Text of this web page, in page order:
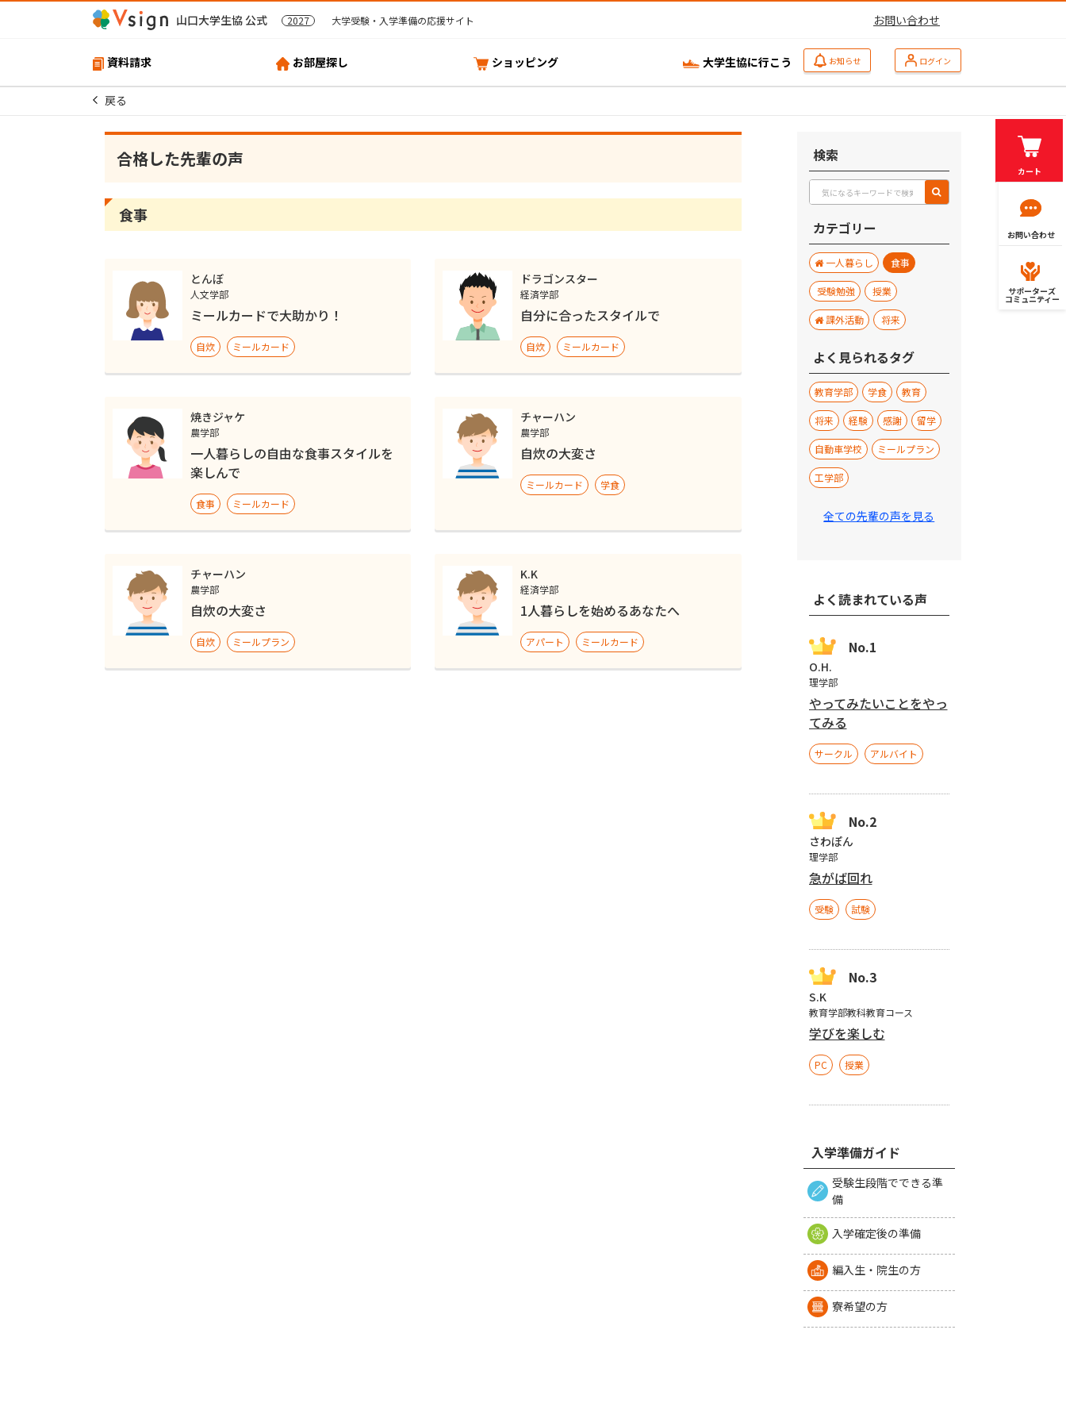
山口大学生協 公式 2027 大学受験・入学準備の応援サイト お問い合わせ
資料請求 お部屋探し ショッピング 大学生協に行こう お知らせ ログイン
戻る
合格した先輩の声
食事
とんぼ
人文学部
ミールカードで大助かり！
自炊 ミールカード
ドラゴンスター
経済学部
自分に合ったスタイルで
自炊 ミールカード
焼きジャケ
農学部
一人暮らしの自由な食事スタイルを
楽しんで
食事 ミールカード
チャーハン
農学部
自炊の大変さ
ミールカード 学食
チャーハン
農学部
自炊の大変さ
自炊 ミールプラン
K.K
経済学部
1人暮らしを始めるあなたへ
アパート ミールカード
検索
カテゴリー
一人暮らし 食事
受験勉強 授業
課外活動 将来
よく見られるタグ
教育学部 学食 教育
将来 経験 感謝 留学
自動車学校 ミールプラン
工学部
全ての先輩の声を見る
よく読まれている声
O.H.
理学部
やってみたいことをやっ
てみる
サークル アルバイト
さわぽん
理学部
急がば回れ
受験 試験
S.K
教育学部教科教育コース
学びを楽しむ
PC 授業
入学準備ガイド
受験生段階でできる準
備
入学確定後の準備
編入生・院生の方
寮希望の方
カート
お問い合わせ
サポーターズ
コミュニティー